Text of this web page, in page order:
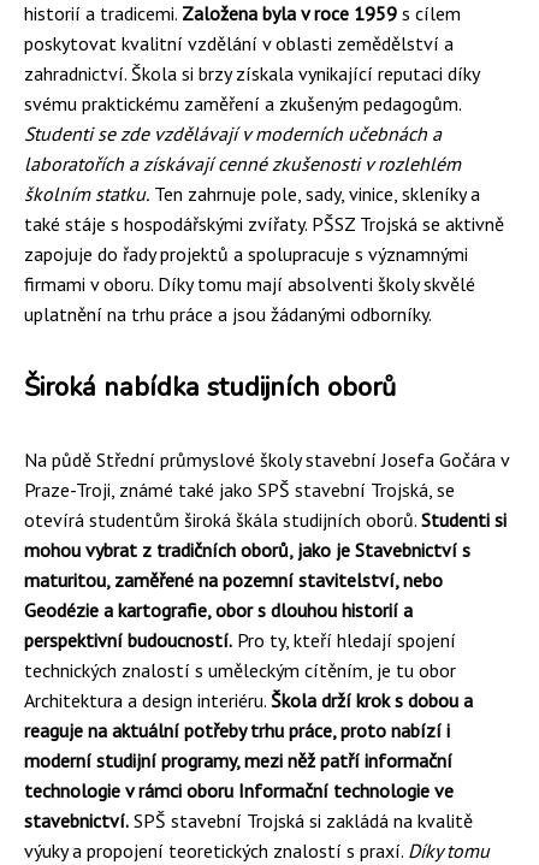
historií a tradicemi. Založena byla v roce 1959 s cílem
poskytovat kvalitní vzdělání v oblasti zemědělství a
zahradnictví. Škola si brzy získala vynikající reputaci díky
svému praktickému zaměření a zkušeným pedagogům.
Studenti se zde vzdělávají v moderních učebnách a
laboratořích a získávají cenné zkušenosti v rozlehlém
školním statku. Ten zahrnuje pole, sady, vinice, skleníky a
také stáje s hospodářskými zvířaty. PŠSZ Trojská se aktivně
zapojuje do řady projektů a spolupracuje s významnými
firmami v oboru. Díky tomu mají absolventi školy skvělé
uplatnění na trhu práce a jsou žádanými odborníky.
Široká nabídka studijních oborů
Na půdě Střední průmyslové školy stavební Josefa Gočára v
Praze-Troji, známé také jako SPŠ stavební Trojská, se
otevírá studentům široká škála studijních oborů. Studenti si
mohou vybrat z tradičních oborů, jako je Stavebnictví s
maturitou, zaměřené na pozemní stavitelství, nebo
Geodézie a kartografie, obor s dlouhou historií a
perspektivní budoucností. Pro ty, kteří hledají spojení
technických znalostí s uměleckým cítěním, je tu obor
Architektura a design interiéru. Škola drží krok s dobou a
reaguje na aktuální potřeby trhu práce, proto nabízí i
moderní studijní programy, mezi něž patří informační
technologie v rámci oboru Informační technologie ve
stavebnictví. SPŠ stavební Trojská si zakládá na kvalitě
výuky a propojení teoretických znalostí s praxí. Díky tomu